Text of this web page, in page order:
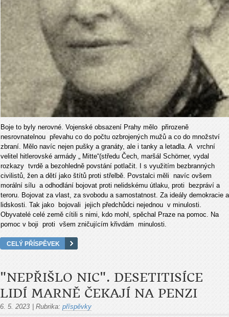
Boje to byly nerovné. Vojenské obsazení Prahy mělo přirozeně
nesrovnatelnou převahu co do počtu ozbrojených mužů a co do množství
zbraní. Mělo navíc nejen pušky a granáty, ale i tanky a letadla. A vrchní
velitel hitlerovské armády „ Mitte“(středu Čech, maršál Schörner, vydal
rozkazy tvrdě a bezohledně povstání potlačit. I s využitím bezbranných
civilistů, žen a dětí jako štítů proti střelbě.
Povstalci měli navíc ovšem
morální sílu a odhodlání bojovat proti nelidskému útlaku, proti bezpráví a
teroru. Bojovat za vlast, za svobodu a samostatnost. Za ideály demokracie a
lidskosti. Tak jako bojovali jejich předchůdci nejednou v minulosti.
Obyvatelé celé země cítili s nimi, kdo mohl, spěchal Praze na pomoc. Na
pomoc v boji proti všem zničujícím křivdám minulosti.
CELÝ PŘÍSPĚVEK
"NEPŘIŠLO NIC". DESETITISÍCE
LIDÍ MARNĚ ČEKAJÍ NA PENZI
6. 5. 2023 Rubrika: příspěvky